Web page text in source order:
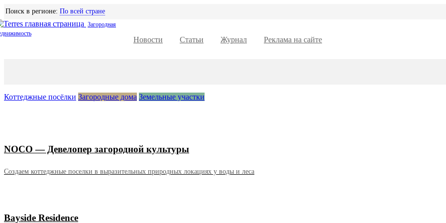
Поиск в регионе: По всей стране
Загородная
Новости Статьи Журнал Реклама на сайте
Коттеджные посёлки Загородные дома Земельные участки
NOCO — Девелопер загородной культуры
Создаем коттеджные поселки в выразительных природных локациях у воды и леса
Bayside Residence